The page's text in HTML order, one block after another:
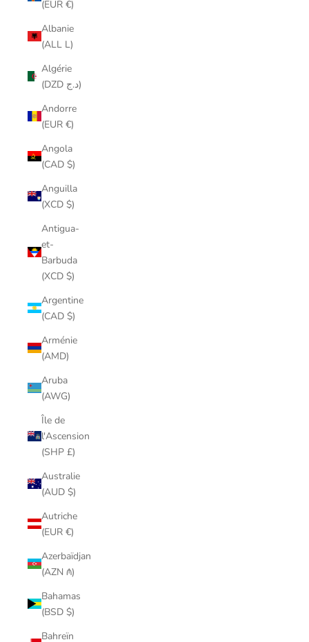
(EUR €)
Albanie
(ALL L)
Algérie
(DZD د.ج)
Andorre
(EUR €)
Angola
(CAD $)
Anguilla
(XCD $)
Antigua-
et-
Barbuda
(XCD $)
Argentine
(CAD $)
Arménie
(AMD)
Aruba
(AWG)
Île de
l'Ascension
(SHP £)
Australie
(AUD $)
Autriche
(EUR €)
Azerbaïdjan
(AZN ₼)
Bahamas
(BSD $)
Bahreïn